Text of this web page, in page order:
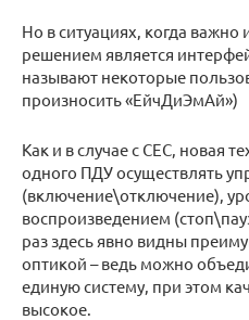
Но в ситуациях, когда
решением является
называют некоторые
произносить «ЕйчДиЭмАй»)
Как и в случае с CEC, новая
одного ПДУ осуществлять
(включение\отключение),
воспроизведением
раз здесь явно видны
оптикой – ведь можно
единую систему, при этом
высокое.